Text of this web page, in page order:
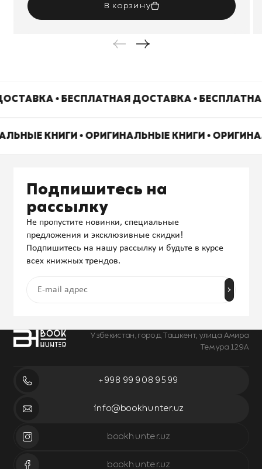
В корзину
• БЕСПЛАТНАЯ ДОСТАВКА •
КНИГИ • ОРИГИНАЛЬНЫЕ КНИГИ •
Узбекистан, город Ташкент, улица Амира
Темура 129А
+998 99 908 95 99
info@bookhunter.uz
bookhunter.uz
bookhunter.uz
Подпишитесь на
рассылку
Не пропустите новинки, специальные
предложения и эксклюзивные скидки!
Подпишитесь на нашу рассылку и будьте в курсе
всех книжных трендов.